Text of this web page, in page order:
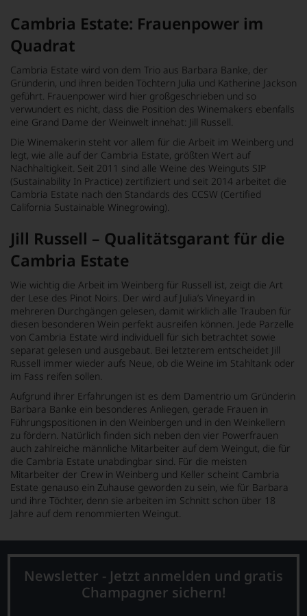
Cambria Estate: Frauenpower im
Quadrat
Cambria Estate wird von dem Trio aus Barbara Banke, der
Gründerin, und ihren beiden Töchtern Julia und Katherine Jackson
geführt. Frauenpower wird hier großgeschrieben und so
verwundert es nicht, dass die Position des Winemakers ebenfalls
eine Grand Dame der Weinwelt innehat: Jill Russell.
Die Winemakerin steht vor allem für die Arbeit im Weinberg und
legt, wie alle auf der Cambria Estate, größten Wert auf
Nachhaltigkeit. Seit 2011 sind alle Weine des Weinguts SIP
(Sustainability In Practice) zertifiziert und seit 2014 arbeitet die
Cambria Estate nach den Standards des CCSW (Certified
California Sustainable Winegrowing).
Jill Russell – Qualitätsgarant für die
Cambria Estate
Wie wichtig die Arbeit im Weinberg für Russell ist, zeigt die Art
der Lese des Pinot Noirs. Der wird auf Julia’s Vineyard in
mehreren Durchgängen gelesen, damit wirklich alle Trauben für
diesen besonderen Wein perfekt ausreifen können. Jede Parzelle
von Cambria Estate wird individuell für sich betrachtet sowie
separat gelesen und ausgebaut. Bei letzterem entscheidet Jill
Russell immer wieder aufs Neue, ob die Weine im Stahltank oder
im Fass reifen sollen.
Aufgrund ihrer Erfahrungen ist es dem Damentrio um Gründerin
Barbara Banke ein besonderes Anliegen, gerade Frauen in
Führungspositionen in den Weinbergen und in den Weinkellern
zu fördern. Natürlich finden sich neben den vier Powerfrauen
auch zahlreiche männliche Mitarbeiter auf dem Weingut, die für
die Cambria Estate unabdingbar sind. Für die meisten
Mitarbeiter der Crew in Weinberg und Keller scheint Cambria
Estate genauso ein Zuhause geworden zu sein, wie für Barbara
und ihre Töchter, denn sie arbeiten im Schnitt schon über 18
Jahre auf dem renommierten Weingut.
Newsletter - Jetzt anmelden und gratis
Champagner sichern!